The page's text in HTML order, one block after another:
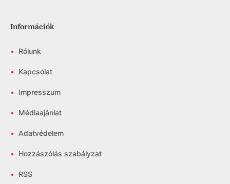
Információk
• Rólunk
• Kapcsolat
• Impresszum
• Médiaajánlat
• Adatvédelem
• Hozzászólás szabályzat
• RSS